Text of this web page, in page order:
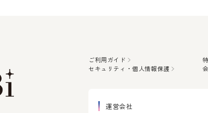
運営会社
ご利用ガイド
セキュリティ・個人情報保護